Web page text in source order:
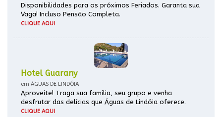
Disponibilidades para os próximos Feriados. Garanta sua
Vaga! Incluso Pensão Completa.
CLIQUE AQUI
Hotel Guarany
em ÁGUAS DE LINDÓIA
Aproveite! Traga sua família, seu grupo e venha
desfrutar das delícias que Águas de Lindóia oferece.
CLIQUE AQUI